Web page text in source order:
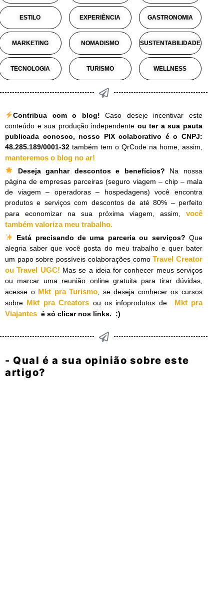
ESTILO EXPERIÊNCIA GASTRONOMIA
MARKETING NOMADISMO SUSTENTABILIDADE
TECNOLOGIA TURISMO WELLNESS
Contribua com o blog! Caso deseje incentivar este
conteúdo e sua produção independente ou ter a sua pauta
publicada conosco, nosso PIX colaborativo é o CNPJ:
48.285.189/0001-32 também tem o QrCode na home, assim,
manteremos o blog no ar!
Deseja ganhar descontos e benefícios? Na nossa
página de empresas parceiras (seguro viagem – chip – mala
de viagem – operadoras – hospedagens) você encontra
produtos e serviços com descontos de até 80% – perfeito
para economizar na sua próxima viagem, assim, você
também valoriza meu trabalho.
Está precisando de uma parceria ou serviços? Que
alegria saber que você gosta do meu trabalho e quer bater
um papo sobre possíveis colaborações comoTravel Creator
ou Travel UGC! Mas se a ideia for conhecer meus serviços
ou marcar uma reunião online gratuita para tirar dúvidas,
acesse o Mkt pra Turismo , se deseja conhecer os cursos
sobre Mkt pra Creators ou os infoprodutos de
Mkt pra
Viajantes é só clicar nos links. :)
- Qual é a sua opinião sobre este
artigo?